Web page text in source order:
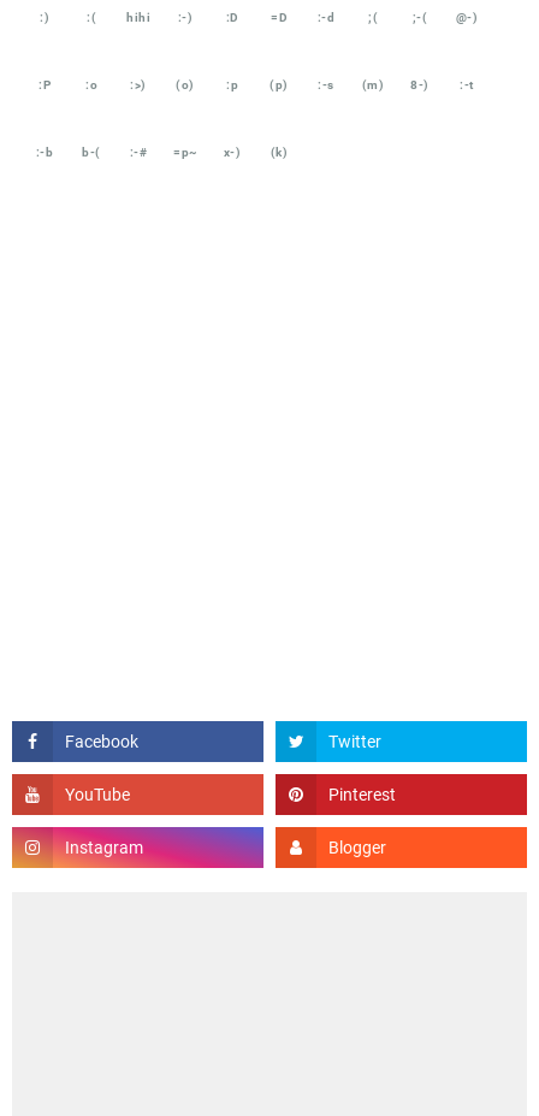
:) :( hihi :-) :D =D :-d ;( ;-( @-)
:P :o :>) (o) :p (p) :-s (m) 8-) :-t
:-b b-( :-# =p~ x-) (k)